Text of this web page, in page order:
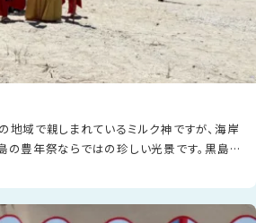
地域で親しまれているミルク神ですが、海岸
の豊年祭ならではの珍しい光景です。黒島で
プロ